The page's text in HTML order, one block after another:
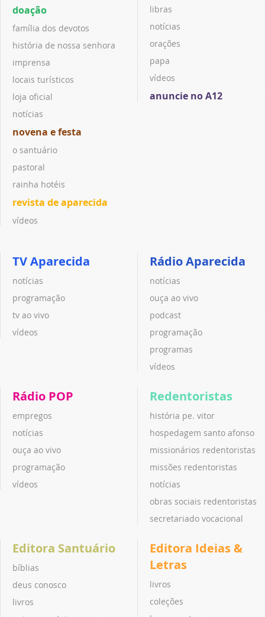
doação
família dos devotos
história de nossa senhora
imprensa
locais turísticos
loja oficial
notícias
novena e festa
o santuário
pastoral
rainha hotéis
revista de aparecida
vídeos
libras
notícias
orações
papa
vídeos
anuncie no A12
TV Aparecida
notícias
programação
tv ao vivo
vídeos
Rádio Aparecida
notícias
ouça ao vivo
podcast
programação
programas
vídeos
Rádio POP
empregos
notícias
ouça ao vivo
programação
vídeos
Redentoristas
história pe. vitor
hospedagem santo afonso
missionários redentoristas
missões redentoristas
notícias
obras sociais redentoristas
secretariado vocacional
Editora Santuário
bíblias
deus conosco
livros
Editora Ideias &
Letras
livros
coleções